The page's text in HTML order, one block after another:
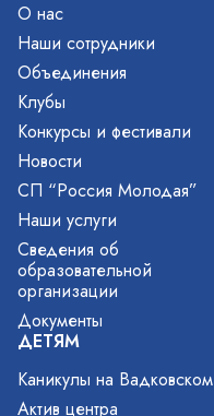
О нас
Наши сотрудники
Объединения
Клубы
Конкурсы и фестивали
Новости
СП “Россия Молодая”
Наши услуги
Сведения об
образовательной
организации
Документы
ДЕТЯМ
Каникулы на Вадковском
Актив центра